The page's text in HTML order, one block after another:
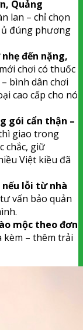
Quảng
lan – chỉ chọn
đúng phương
đến nặng,
chơi có thuốc
bình dân chơi
cao cấp cho nó
gói cẩn thận –
giao trong
chắc, giữ
Việt kiều đã
lỗi từ nhà
vấn bảo quản
mộc theo đơn
kèm – thêm trải